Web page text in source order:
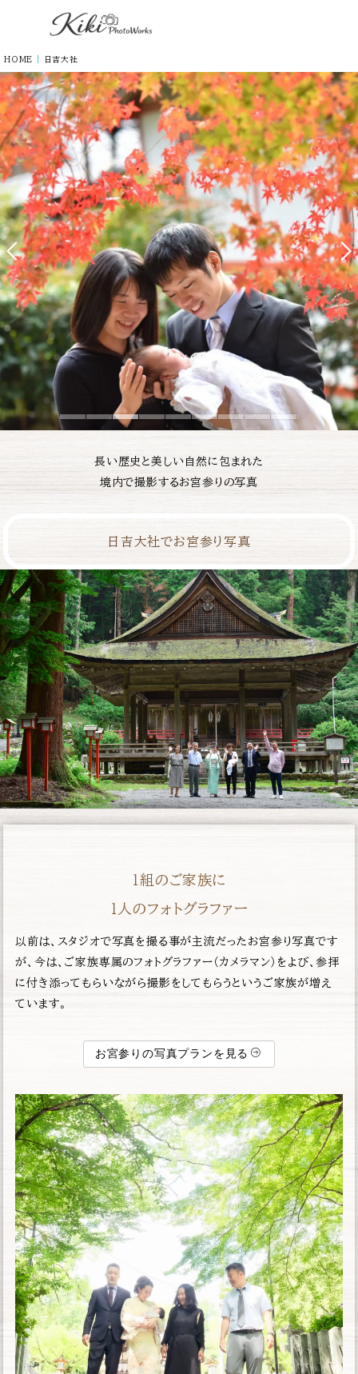
HOME 日吉大社
長い歴史と美しい自然に包まれた
境内で撮影するお宮参りの写真
日吉大社でお宮参り写真
１組のご家族に
１人のフォトグラファー
以前は、スタジオで写真を撮る事が主流だったお宮参り写真です
が、今は、ご家族専属のフォトグラファー（カメラマン）をよび、参拝
に付き添ってもらいながら撮影をしてもらうというご家族が増え
ています。
お宮参りの写真プランを見る